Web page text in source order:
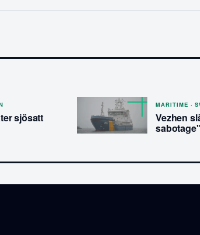
sjösatt
MARITIME ·
Vezhen
sabotage"